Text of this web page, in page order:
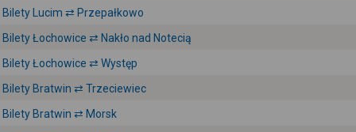
Bilety Lucim ⇄ Przepałkowo
Bilety Łochowice ⇄ Nakło nad Notecią
Bilety Łochowice ⇄ Występ
Bilety Bratwin ⇄ Trzeciewiec
Bilety Bratwin ⇄ Morsk